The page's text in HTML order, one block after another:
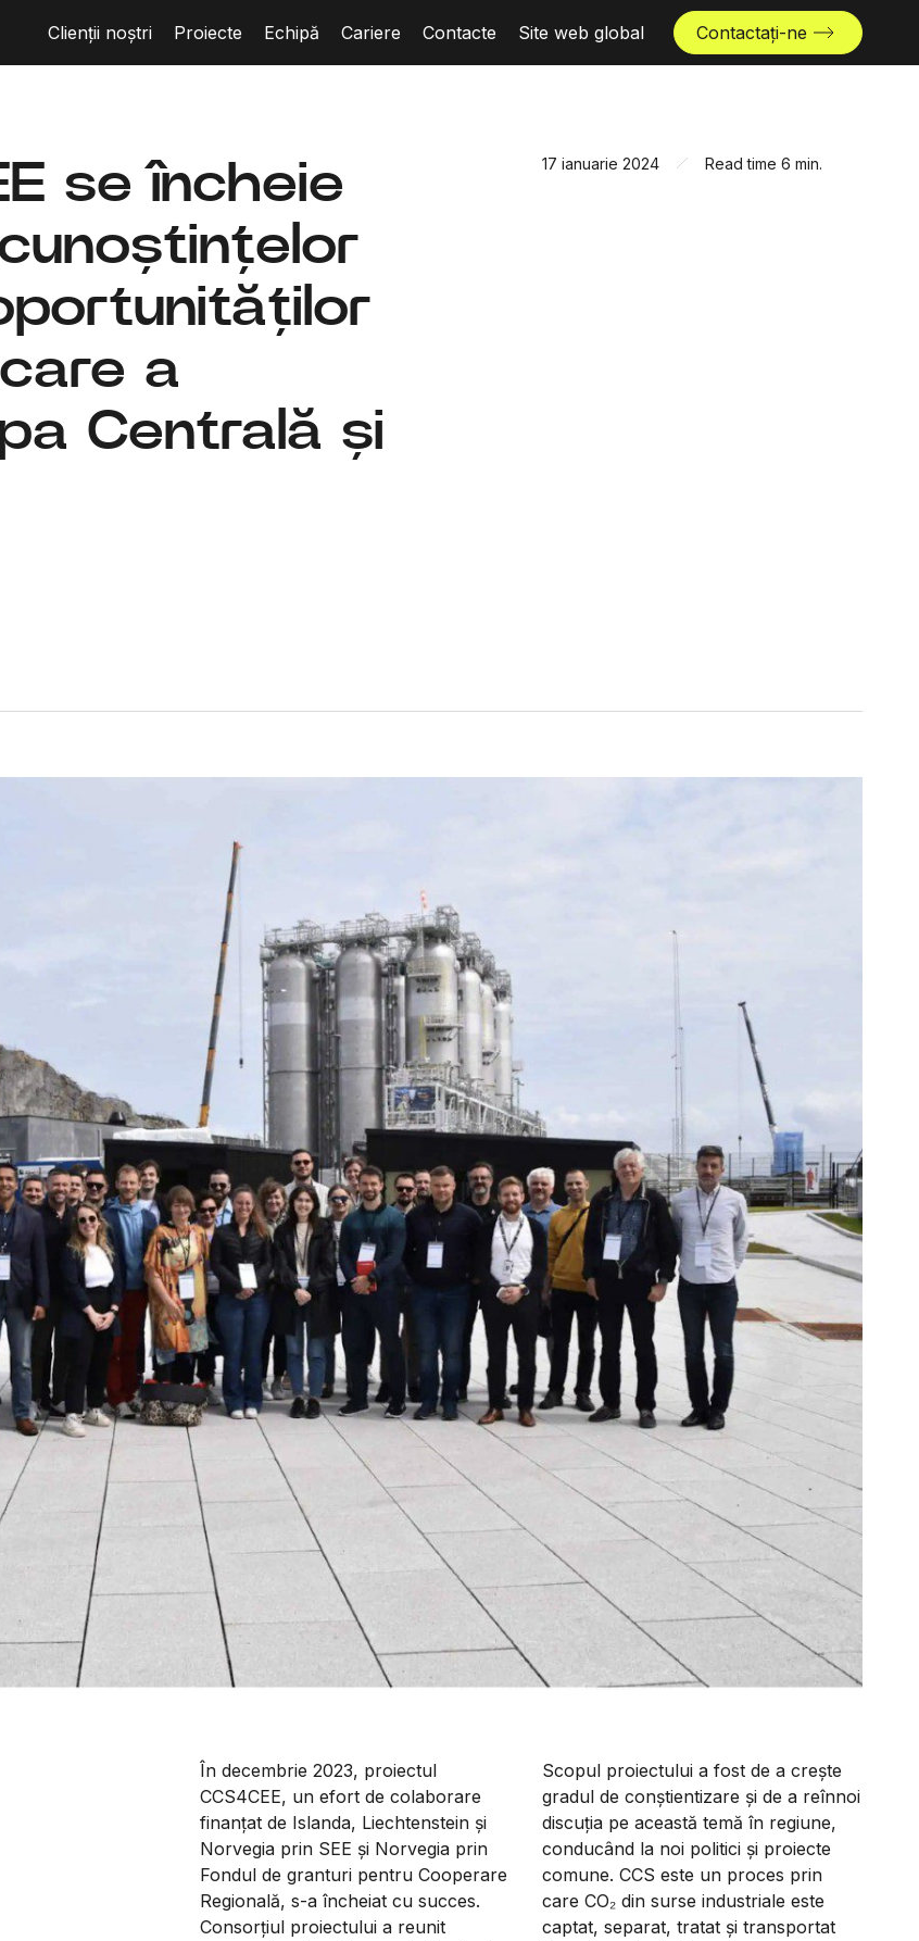
Clienții noștri Proiecte Echipă Cariere Contacte Site web global Contactați-ne
se încheie
a
Centrală și
17 ianuarie 2024 Read time 6 min.
În decembrie 2023, proiectul
CCS4CEE, un efort de colaborare
finanțat de Islanda, Liechtenstein și
Norvegia prin SEE și Norvegia prin
Fondul de granturi pentru Cooperare
Regională, s-a încheiat cu succes.
Consorțiul proiectului a reunit
Scopul proiectului a fost de a crește
gradul de conștientizare și de a reînnoi
discuția pe această temă în regiune,
conducând la noi politici și proiecte
comune. CCS este un proces prin
care CO₂ din surse industriale este
captat, separat, tratat și transportat